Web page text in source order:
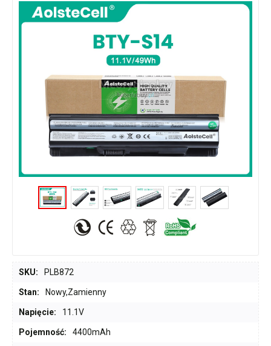
SKU: PLB872
Stan: Nowy,Zamienny
Napięcie: 11.1V
Pojemność: 4400mAh